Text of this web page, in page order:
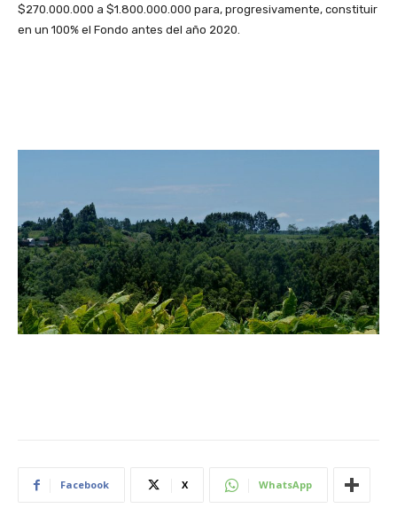
$270.000.000 a $1.800.000.000 para, progresivamente, constituir
en un 100% el Fondo antes del año 2020.
Facebook X WhatsApp